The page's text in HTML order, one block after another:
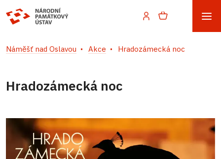
Náměšť nad Oslavou Akce Hradozámecká noc
Hradozámecká noc